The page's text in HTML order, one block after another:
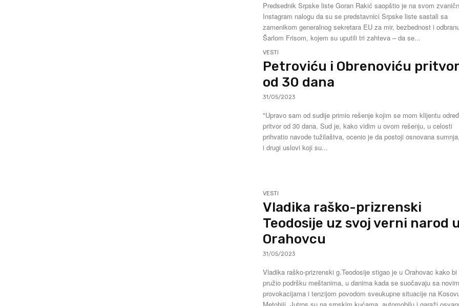
Predsednik Srpske liste Goran Rakić saopštio je na svom
Instagram nalogu da su se predstavnici Srpske liste sastali sa
zamenikom generalnog sekretara EU za mir, bezbednost i
Šarlom Frisom, kojem su uputili tri zahteva – da se...
VESTI
Petroviću i Obrenoviću pritvor
od 30 dana
31/05/2023
"Upravo sam od sudije primio rešenje kojim se mom klijentu
pritvor od 30 dana. Sud je, kako vidim u ovom rešenju, u celosti
prihvatio navode tužilaštva, ocenio je da postoji osnovana
i drugi uslovi koji su...
VESTI
Vladika raško-prizrenski
Teodosije uz svoj verni narod u
Orahovcu
31/05/2023
Vladika raško-prizrenski g.Teodosije stigao je u Orahovac kako bi
pružio podršku meštanima, u danima kada se suočavaju sa novim
provokacijama i tenzijom povodom sveukupne situacije na